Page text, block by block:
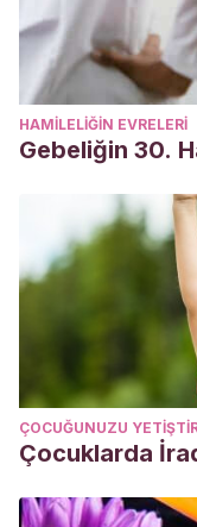
HAMILELIĞIN EVRELERI
Gebeliğin 30.
ÇOCUĞUNUZU
Çocuklarda